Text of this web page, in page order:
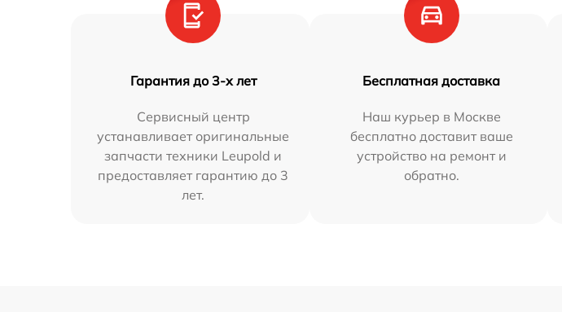
Гарантия до 3-х лет
Сервисный центр
устанавливает оригинальные
запчасти техники Leupold и
предоставляет гарантию до 3
лет.
Бесплатная доставка
Наш курьер в Москве
бесплатно доставит ваше
устройство на ремонт и
обратно.